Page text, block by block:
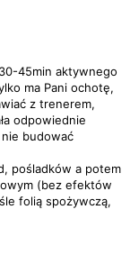
45min aktywnego
ma Pani ochotę,
z trenerem,
odpowiednie
nie budować
pośladków a potem
(bez efektów
folią spożywczą,